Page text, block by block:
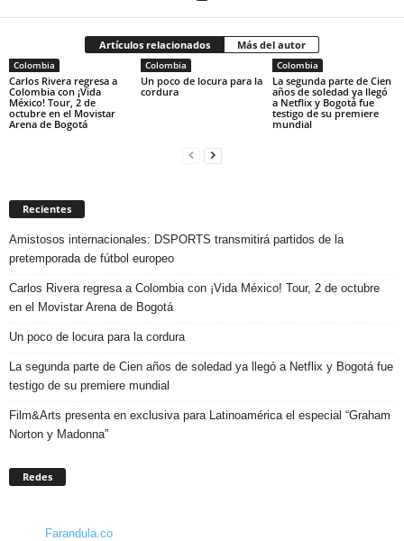
Artículos relacionados Más del autor
Colombia
Carlos Rivera regresa a
Colombia con ¡Vida
México! Tour, 2 de
octubre en el Movistar
Arena de Bogotá
Colombia
Un poco de locura para la
cordura
Colombia
La segunda parte de Cien
años de soledad ya llegó
a Netflix y Bogotá fue
testigo de su premiere
mundial
Recientes
Amistosos internacionales: DSPORTS transmitirá partidos de la
pretemporada de fútbol europeo
Carlos Rivera regresa a Colombia con ¡Vida México! Tour, 2 de octubre
en el Movistar Arena de Bogotá
Un poco de locura para la cordura
La segunda parte de Cien años de soledad ya llegó a Netflix y Bogotá fue
testigo de su premiere mundial
Film&Arts presenta en exclusiva para Latinoamérica el especial “Graham
Norton y Madonna”
Redes
Farandula.co